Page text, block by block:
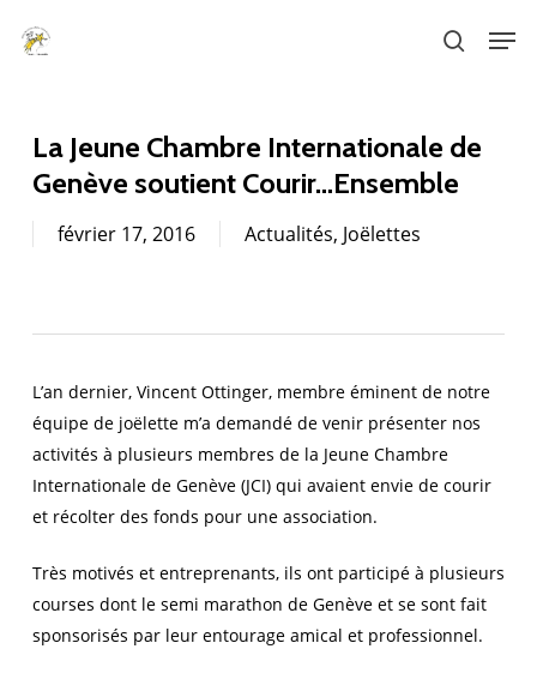
search
La Jeune Chambre Internationale de
Genève soutient Courir…Ensemble
février 17, 2016 Actualités, Joëlettes
L’an dernier, Vincent Ottinger, membre éminent de notre
équipe de joëlette m’a demandé de venir présenter nos
activités à plusieurs membres de la Jeune Chambre
Internationale de Genève (JCI) qui avaient envie de courir
et récolter des fonds pour une association.
Très motivés et entreprenants, ils ont participé à plusieurs
courses dont le semi marathon de Genève et se sont fait
sponsorisés par leur entourage amical et professionnel.